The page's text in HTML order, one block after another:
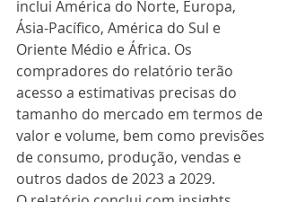
inclui América do Norte, Europa,
Ásia-Pacífico, América do Sul e
Oriente Médio e África. Os
compradores do relatório terão
acesso a estimativas precisas do
tamanho do mercado em termos de
valor e volume, bem como previsões
de consumo, produção, vendas e
outros dados de 2023 a 2029.